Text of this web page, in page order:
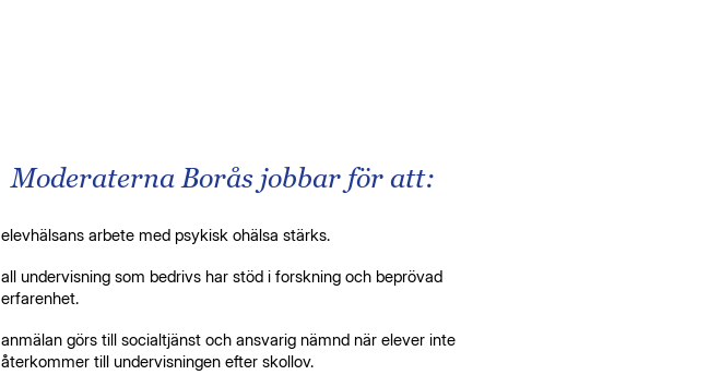
Moderaterna Borås jobbar för att:
elevhälsans arbete med psykisk ohälsa stärks.
all undervisning som bedrivs har stöd i forskning och beprövad
erfarenhet.
anmälan görs till socialtjänst och ansvarig nämnd när elever inte
återkommer till undervisningen efter skollov.